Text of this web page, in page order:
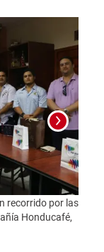
recorrido por las
Honducafé,